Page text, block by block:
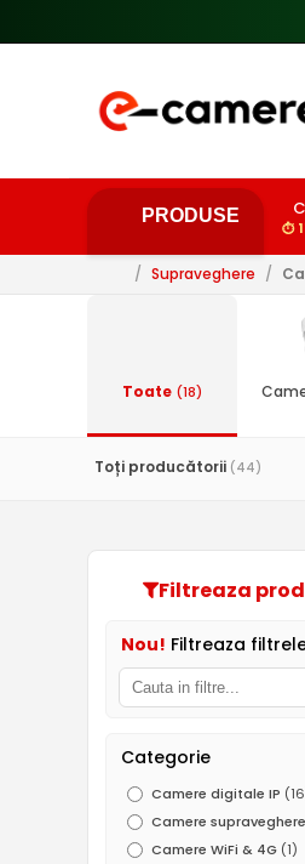
PRODUSE
⏱
/ Supraveghere /
Toate (18)
Toți producătorii (44)
Filtreaza
Nou! Filtreaza
Categorie
Camere digitale IP
Camere
Camere WiFi & 4G (1)